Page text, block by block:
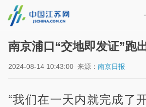
南京浦口“交地即发证”跑
2024-08-14 10:43:00 来源：南京日报
“我们在一天内就完成了